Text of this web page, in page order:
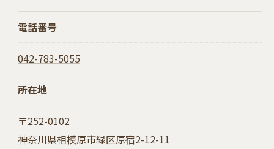
電話番号
042-783-5055
所在地
〒252-0102
神奈川県相模原市緑区原宿2-12-11